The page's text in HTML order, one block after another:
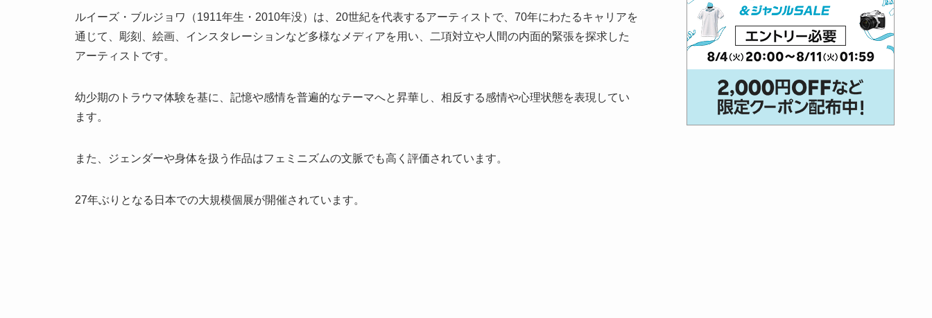
ルイーズ・ブルジョワ（1911年生・2010年没）は、20世紀を代表するアーティストで、70年にわたるキャリアを
通じて、彫刻、絵画、インスタレーションなど多様なメディアを用い、二項対立や人間の内面的緊張を探求した
アーティストです。
幼少期のトラウマ体験を基に、記憶や感情を普遍的なテーマへと昇華し、相反する感情や心理状態を表現してい
ます。
また、ジェンダーや身体を扱う作品はフェミニズムの文脈でも高く評価されています。
27年ぶりとなる日本での大規模個展が開催されています。